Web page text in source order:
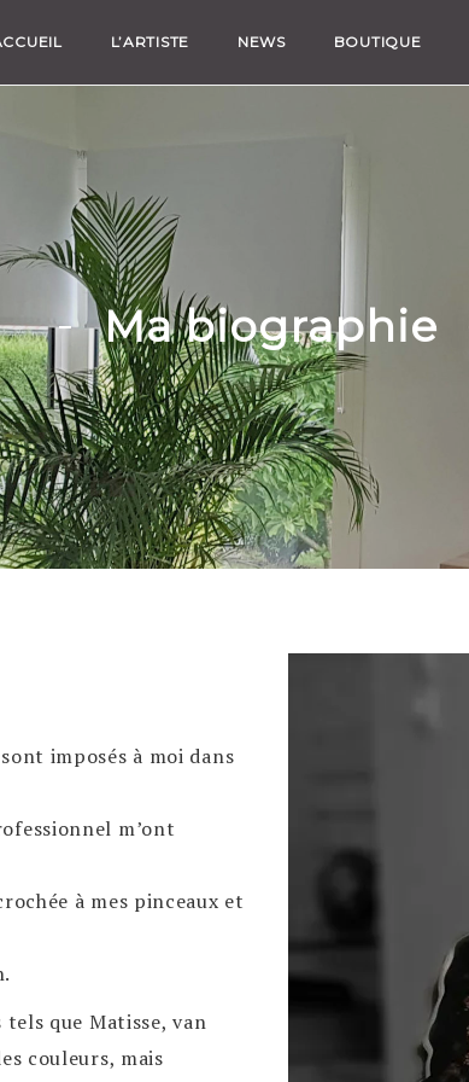
L’ARTISTE NEWS BOUTIQUE
Ma biographie
imposés à moi dans
m’ont
à mes pinceaux et
que Matisse, van
couleurs, mais